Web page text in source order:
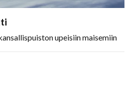
upeisiin maisemiin